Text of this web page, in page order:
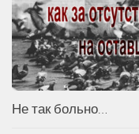
Не так больно…